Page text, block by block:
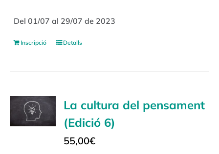
Del 01/07 al 29/07 de 2023
Inscripció Detalls
La cultura del pensament
(Edició 6)
55,00€